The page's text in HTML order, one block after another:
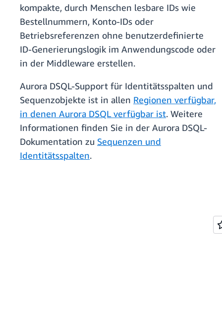
kompakte, durch Menschen lesbare IDs wie
Bestellnummern, Konto-IDs oder
Betriebsreferenzen ohne benutzerdefinierte
ID-Generierungslogik im Anwendungscode oder
in der Middleware erstellen.
Aurora DSQL-Support für Identitätsspalten und
Sequenzobjekte ist in allen Regionen verfügbar,
in denen Aurora DSQL verfügbar ist. Weitere
Informationen finden Sie in der Aurora DSQL-
Dokumentation zu Sequenzen und
Identitätsspalten.